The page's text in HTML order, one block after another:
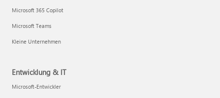
Microsoft 365 Copilot
Microsoft Teams
Kleine Unternehmen
Entwicklung & IT
Microsoft-Entwickler